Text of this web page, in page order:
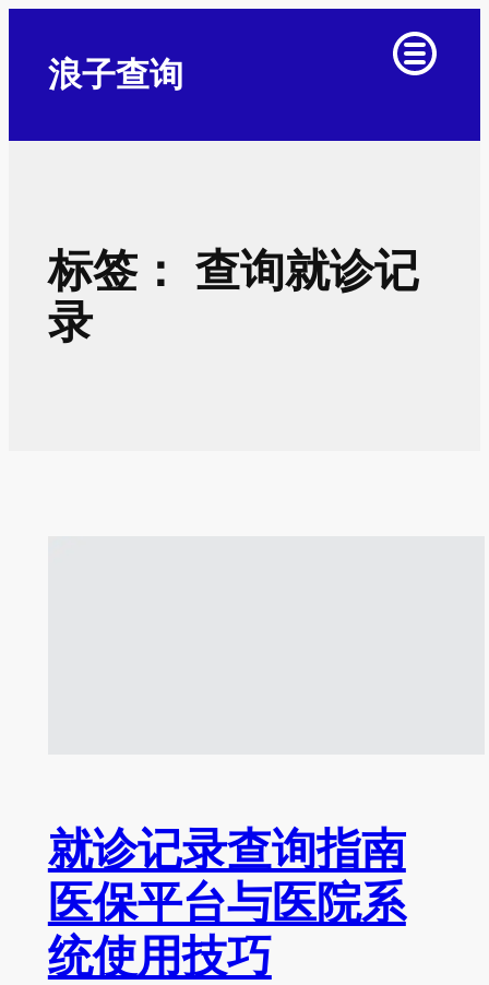
浪子查询
标签： 查询就诊记
录
就诊记录查询指南
医保平台与医院系
统使用技巧